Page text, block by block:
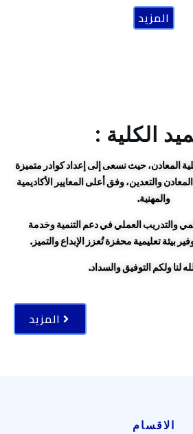
المزيد
الكلية :
حيث نسعى إلى إعداد كوادر متميزة
والتعدين، وفق أعلى المعايير الأكاديمية
والمهنية.
والتدريب العملي في دعم التنمية وخدمة
تعليمية محفزة تُعزز الإبداع والتميز.
لنا ولكم التوفيق والسداد.
المزيد
الاقسام